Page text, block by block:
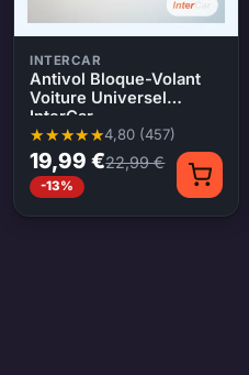
INTERCAR
Antivol Bloque-Volant
Voiture Universel
InterCar
4,80 (457)
Note moyenne 4,80 sur 5, 457
19,99 €22,99 €
-13%